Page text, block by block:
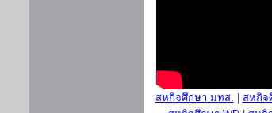
สหกิจศึกษา มทส.
สหกิจ